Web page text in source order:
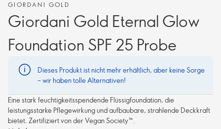
GIORDANI GOLD
Giordani Gold Eternal Glow
Foundation SPF 25 Probe
Dieses Produkt ist nicht mehr erhältlich, aber keine Sorge
– wir haben tolle Alternativen!
Eine stark feuchtigkeitsspendende Flüssigfoundation, die
leistungsstarke Pflegewirkung und aufbaubare, strahlende Deckkraft
bietet. Zertifiziert von der Vegan Society™.